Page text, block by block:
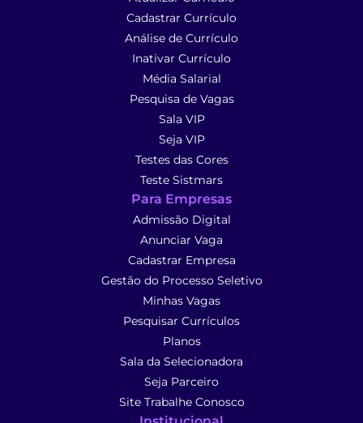
Cadastrar Currículo
Análise de Currículo
Inativar Currículo
Média Salarial
Pesquisa de Vagas
Sala VIP
Seja VIP
Testes das Cores
Teste Sistmars
Para Empresas
Admissão Digital
Anunciar Vaga
Cadastrar Empresa
Gestão do Processo Seletivo
Minhas Vagas
Pesquisar Currículos
Planos
Sala da Selecionadora
Seja Parceiro
Site Trabalhe Conosco